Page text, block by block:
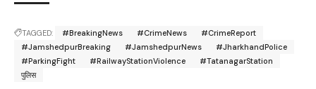
TAGGED: #BreakingNews #CrimeNews
#CrimeReport
#JamshedpurBreaking
#JamshedpurNews
#JharkhandPolice
#ParkingFight
#RailwayStationViolence
#TatanagarStation
पुलिस